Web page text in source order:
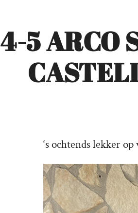
4-5 ARCO
‘s ochtends lekker